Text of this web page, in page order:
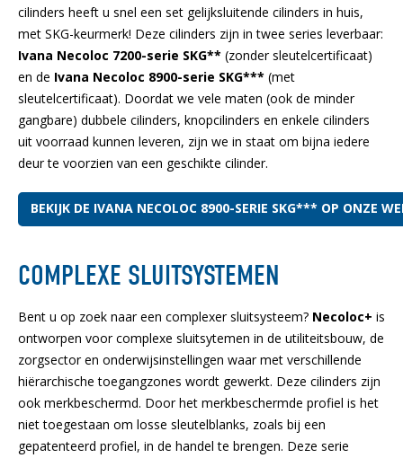
cilinders heeft u snel een set gelijksluitende cilinders in huis,
met SKG-keurmerk! Deze cilinders zijn in twee series leverbaar:
Ivana Necoloc 7200-serie SKG** (zonder sleutelcertificaat)
en de Ivana Necoloc 8900-serie SKG*** (met
sleutelcertificaat). Doordat we vele maten (ook de minder
gangbare) dubbele cilinders, knopcilinders en enkele cilinders
uit voorraad kunnen leveren, zijn we in staat om bijna iedere
deur te voorzien van een geschikte cilinder.
BEKIJK DE IVANA NECOLOC 8900-SERIE SKG*** OP ONZE
COMPLEXE SLUITSYSTEMEN
Bent u op zoek naar een complexer sluitsysteem? Necoloc+ is
ontworpen voor complexe sluitsytemen in de utiliteitsbouw, de
zorgsector en onderwijsinstellingen waar met verschillende
hiërarchische toegangzones wordt gewerkt. Deze cilinders zijn
ook merkbeschermd. Door het merkbeschermde profiel is het
niet toegestaan om losse sleutelblanks, zoals bij een
gepatenteerd profiel, in de handel te brengen. Deze serie